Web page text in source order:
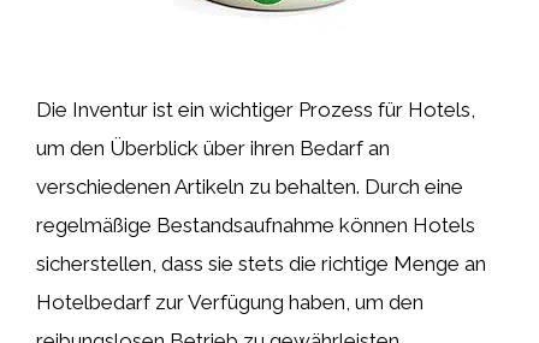
Die Inventur ist ein wichtiger Prozess für Hotels,
um den Überblick über ihren Bedarf an
verschiedenen Artikeln zu behalten. Durch eine
regelmäßige Bestandsaufnahme können Hotels
sicherstellen, dass sie stets die richtige Menge an
Hotelbedarf zur Verfügung haben, um den